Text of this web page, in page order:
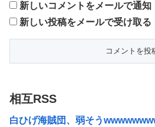
新しいコメントをメールで通知
新しい投稿をメールで受け取る
相互RSS
白ひげ海賊団、弱そう